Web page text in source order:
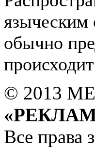
обычно
© 2013
Все права